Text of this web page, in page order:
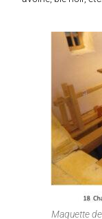
Maquette